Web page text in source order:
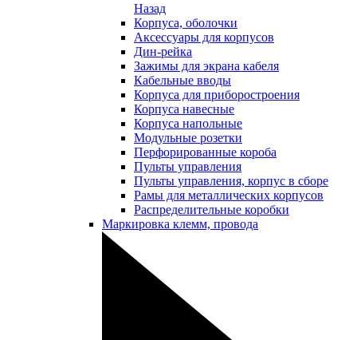
Назад
Корпуса, оболочки
Аксессуары для корпусов
Дин-рейка
Зажимы для экрана кабеля
Кабельные вводы
Корпуса для приборостроения
Корпуса навесные
Корпуса напольные
Модульные розетки
Перфорированные короба
Пульты управления
Пульты управления, корпус в сборе
Рамы для металлических корпусов
Распределительные коробки
Маркировка клемм, провода